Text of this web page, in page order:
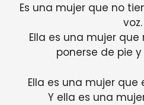
Es una mujer que no
voz.
Ella es una mujer
ponerse de pie
Ella es una mujer
Y ella es una